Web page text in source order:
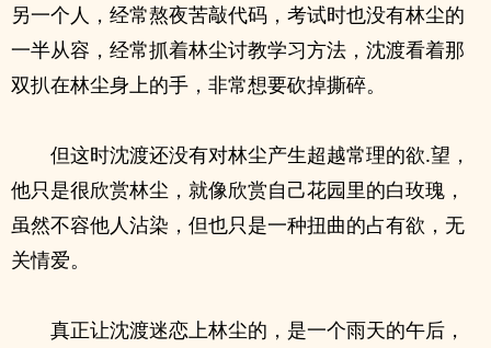
另一个人，经常熬夜苦敲代码，考试时也没有林尘的
一半从容，经常抓着林尘讨教学习方法，沈渡看着那
双扒在林尘身上的手，非常想要砍掉撕碎。
但这时沈渡还没有对林尘产生超越常理的欲.望，
他只是很欣赏林尘，就像欣赏自己花园里的白玫瑰，
虽然不容他人沾染，但也只是一种扭曲的占有欲，无
关情爱。
真正让沈渡迷恋上林尘的，是一个雨天的午后，